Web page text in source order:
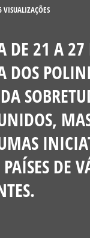
VISUALIZAÇÕES
DE 21 A 27
DOS
DE